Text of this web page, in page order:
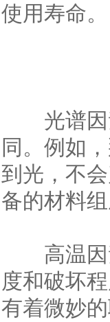
使用寿命。
光谱因素
同。例如
到光，不
备的材料
高温因素
度和破坏
有着微妙